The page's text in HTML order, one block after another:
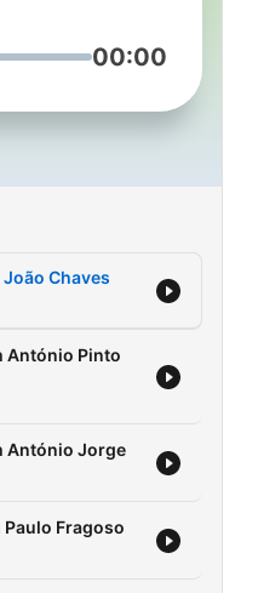
00:00
Chaves
António Pinto
António Jorge
Fragoso